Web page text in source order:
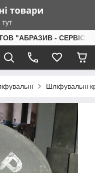
"АБРАЗИВ - СЕРВІС"
Шліфувальні